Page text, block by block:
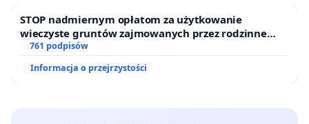
STOP nadmiernym opłatom za użytkowanie
wieczyste gruntów zajmowanych przez rodzinne
ogrody działkowe.
761 podpisów
Informacja o przejrzystości